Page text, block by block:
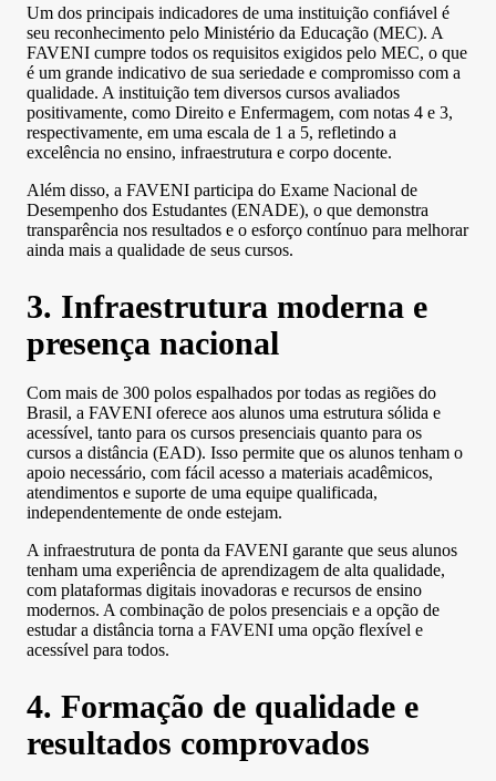
Um dos principais indicadores de uma instituição confiável é
seu reconhecimento pelo Ministério da Educação (MEC). A
FAVENI cumpre todos os requisitos exigidos pelo MEC, o que
é um grande indicativo de sua seriedade e compromisso com a
qualidade. A instituição tem diversos cursos avaliados
positivamente, como Direito e Enfermagem, com notas 4 e 3,
respectivamente, em uma escala de 1 a 5, refletindo a
excelência no ensino, infraestrutura e corpo docente.
Além disso, a FAVENI participa do Exame Nacional de
Desempenho dos Estudantes (ENADE), o que demonstra
transparência nos resultados e o esforço contínuo para melhorar
ainda mais a qualidade de seus cursos.
3. Infraestrutura moderna e
presença nacional
Com mais de 300 polos espalhados por todas as regiões do
Brasil, a FAVENI oferece aos alunos uma estrutura sólida e
acessível, tanto para os cursos presenciais quanto para os
cursos a distância (EAD). Isso permite que os alunos tenham o
apoio necessário, com fácil acesso a materiais acadêmicos,
atendimentos e suporte de uma equipe qualificada,
independentemente de onde estejam.
A infraestrutura de ponta da FAVENI garante que seus alunos
tenham uma experiência de aprendizagem de alta qualidade,
com plataformas digitais inovadoras e recursos de ensino
modernos. A combinação de polos presenciais e a opção de
estudar a distância torna a FAVENI uma opção flexível e
acessível para todos.
4. Formação de qualidade e
resultados comprovados